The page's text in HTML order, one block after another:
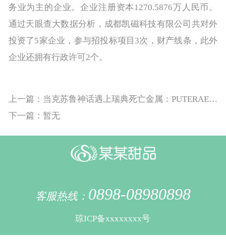
务业为主的企业。企业注册资本1270.5876万人民币。
通过天眼查大数据分析，成都凯磁科技有限公司共对外
投资了5家企业，参与招投标项目3次，财产线条，此外
企业还拥有行政许可2个。
上一篇：当克苏鲁神话遇上瑞典死亡金属：PUTERAEON新专辑《疯狂山脉》揭开深渊的秘密
下一篇：暂无
客服热线： 0898-08980898
琼ICP备xxxxxxxx号